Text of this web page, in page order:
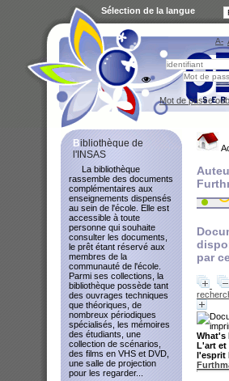
par
What's
L'art et
l'esprit
Bibliothèque de
l'INSAS
La bibliothèque
rassemble des documents
complémentaires aux
enseignements dispensés
au sein de l'école. Elle est
accessible à toute
personne qui souhaite
consulter les documents,
le prêt étant réservé aux
membres de la
communauté de l'école.
Parmi ses collections, la
bibliothèque possède tant
des ouvrages techniques
que théoriques, de
nombreux périodiques
spécialisés, les mémoires
des étudiants, une
collection de scénarios,
des films en VHS et DVD,
une salle de projection
pour les regarder...
A-
Sélection de la langue
Mot de passe